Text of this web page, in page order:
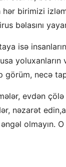
birimizi
bəlasını
isə
görüm, necə
evdən
nəzarət
olmayın.